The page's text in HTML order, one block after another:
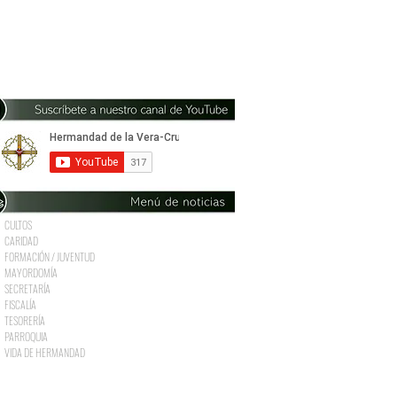
CULTOS
CARIDAD
FORMACIÓN / JUVENTUD
MAYORDOMÍA
SECRETARÍA
FISCALÍA
TESORERÍA
PARROQUIA
VIDA DE HERMANDAD